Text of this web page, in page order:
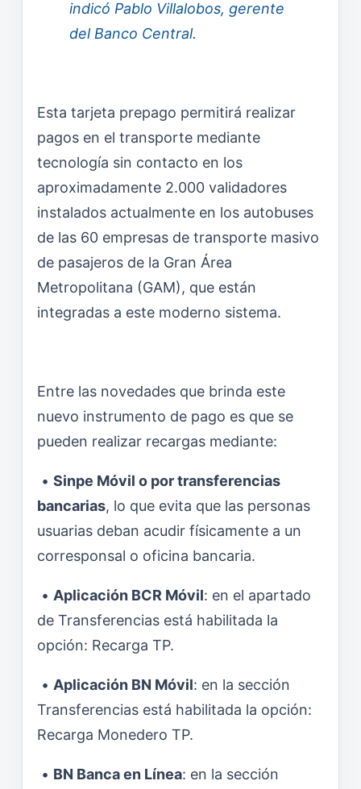
indicó Pablo Villalobos, gerente
del Banco Central.
Esta tarjeta prepago permitirá realizar
pagos en el transporte mediante
tecnología sin contacto en los
aproximadamente 2.000 validadores
instalados actualmente en los autobuses
de las 60 empresas de transporte masivo
de pasajeros de la Gran Área
Metropolitana (GAM), que están
integradas a este moderno sistema.
Entre las novedades que brinda este
nuevo instrumento de pago es que se
pueden realizar recargas mediante:
• Sinpe Móvil o por transferencias
bancarias, lo que evita que las personas
usuarias deban acudir físicamente a un
corresponsal o oficina bancaria.
• Aplicación BCR Móvil: en el apartado
de Transferencias está habilitada la
opción: Recarga TP.
• Aplicación BN Móvil: en la sección
Transferencias está habilitada la opción:
Recarga Monedero TP.
• BN Banca en Línea: en la sección